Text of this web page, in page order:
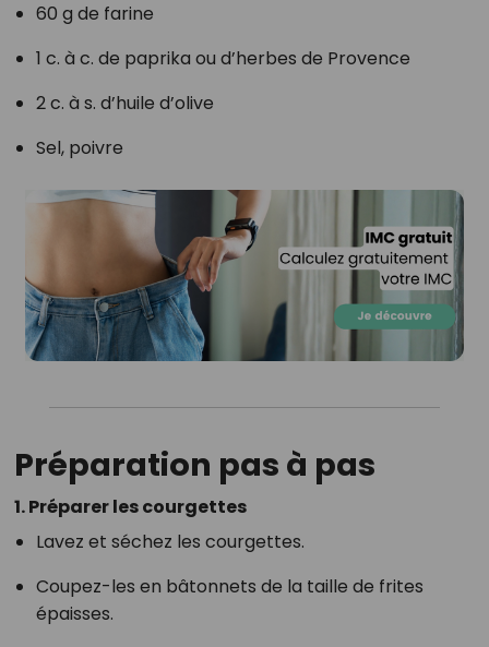
60 g de farine
1 c. à c. de paprika ou d’herbes de Provence
2 c. à s. d’huile d’olive
Sel, poivre
Préparation pas à pas
1. Préparer les courgettes
Lavez et séchez les courgettes.
Coupez-les en bâtonnets de la taille de frites
épaisses.